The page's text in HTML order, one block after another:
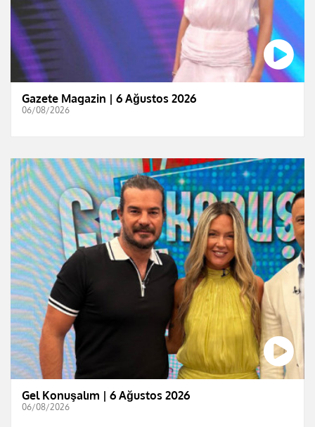
Gazete Magazin | 6 Ağustos 2026
06/08/2026
Gel Konuşalım | 6 Ağustos 2026
06/08/2026